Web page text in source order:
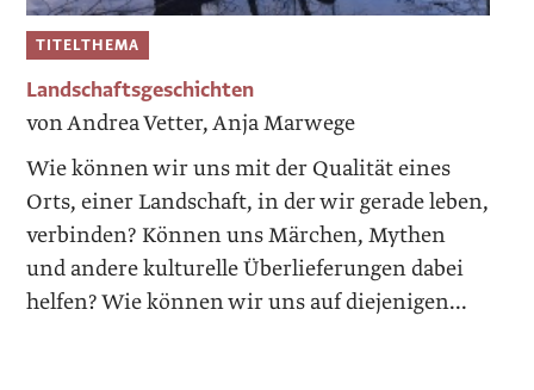
TITELTHEMA
Landschaftsgeschichten
von Andrea Vetter, Anja Marwege
Wie können wir uns mit der Qualität eines
Orts, einer Landschaft, in der wir gerade leben,
verbinden? Können uns Märchen, Mythen
und andere kulturelle Überlieferungen dabei
helfen? Wie können wir uns auf diejenigen...